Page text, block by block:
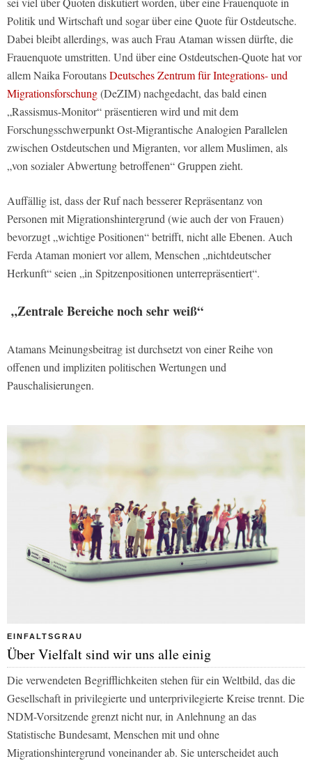
Politik und Wirtschaft und sogar über eine Quote für Ostdeutsche.
Dabei bleibt allerdings, was auch Frau Ataman wissen dürfte, die
Frauenquote umstritten. Und über eine Ostdeutschen-Quote hat vor
allem Naika ForoutansDeutsches Zentrum für Integrations- und
Migrationsforschung(DeZIM) nachgedacht, das bald einen
„Rassismus-Monitor“ präsentieren wird und mit dem
Forschungsschwerpunkt Ost-Migrantische Analogien Parallelen
zwischen Ostdeutschen und Migranten, vor allem Muslimen, als
„von sozialer Abwertung betroffenen“ Gruppen zieht.
Auffällig ist, dass der Ruf nach besserer Repräsentanz von
Personen mit Migrationshintergrund (wie auch der von Frauen)
bevorzugt „wichtige Positionen“ betrifft, nicht alle Ebenen. Auch
Ferda Ataman moniert vor allem, Menschen „nichtdeutscher
Herkunft“ seien „in Spitzenpositionen unterrepräsentiertׅ“.
„Zentrale Bereiche noch sehr weiß“
Atamans Meinungsbeitrag ist durchsetzt von einer Reihe von
offenen und impliziten politischen Wertungen und
Pauschalisierungen.
EINFALTSGRAU
Über Vielfalt sind wir uns alle einig
Die verwendeten Begrifflichkeiten stehen für ein Weltbild, das die
Gesellschaft in privilegierte und unterprivilegierte Kreise trennt. Die
NDM-Vorsitzende grenzt nicht nur, in Anlehnung an das
Statistische Bundesamt, Menschen mit und ohne
Migrationshintergrund voneinander ab. Sie unterscheidet auch